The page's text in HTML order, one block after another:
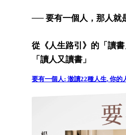
── 要有一個人，那人就
從《人生路引》的「讀
「讀人又讀書」
要有一個人: 澈讀22種人生, 你的